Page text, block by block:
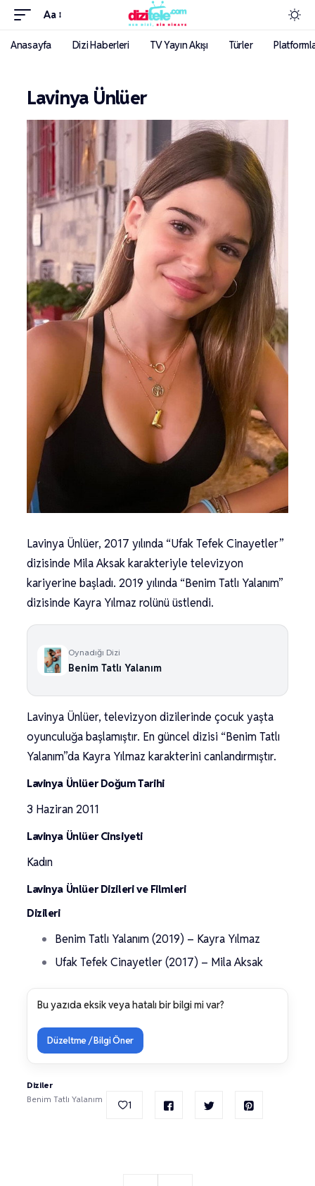
Aa
Anasayfa Dizi Haberleri TV Yayın Akışı Türler
Lavinya Ünlüer
Lavinya Ünlüer, 2017 yılında “Ufak Tefek Cinayetler”
dizisinde Mila Aksak karakteriyle televizyon
kariyerine başladı. 2019 yılında “Benim Tatlı Yalanım”
dizisinde Kayra Yılmaz rolünü üstlendi.
Oynadığı Dizi
Benim Tatlı Yalanım
Lavinya Ünlüer, televizyon dizilerinde çocuk yaşta
oyunculuğa başlamıştır. En güncel dizisi “Benim Tatlı
Yalanım”da Kayra Yılmaz karakterini canlandırmıştır.
Lavinya Ünlüer Doğum Tarihi
3 Haziran 2011
Lavinya Ünlüer Cinsiyeti
Kadın
Lavinya Ünlüer Dizileri ve Filmleri
Dizileri
Benim Tatlı Yalanım (2019) – Kayra Yılmaz
Ufak Tefek Cinayetler (2017) – Mila Aksak
Bu yazıda eksik veya hatalı bir bilgi mi var?
Düzeltme / Bilgi Öner
Diziler
Benim Tatlı Yalanım
1